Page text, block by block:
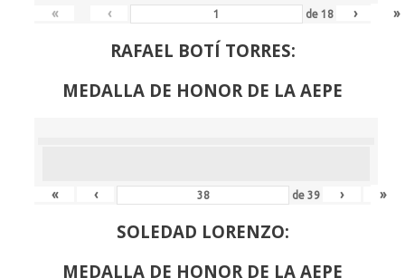
« ‹ de18 › »
RAFAEL BOTÍ TORRES:
MEDALLA DE HONOR DE LA AEPE
« ‹ de39 › »
SOLEDAD LORENZO:
MEDALLA DE HONOR DE LA AEPE